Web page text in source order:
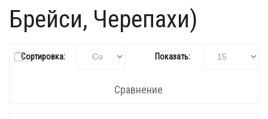
Брейси, Черепахи)
Сортировка: Показать:
Сравнение